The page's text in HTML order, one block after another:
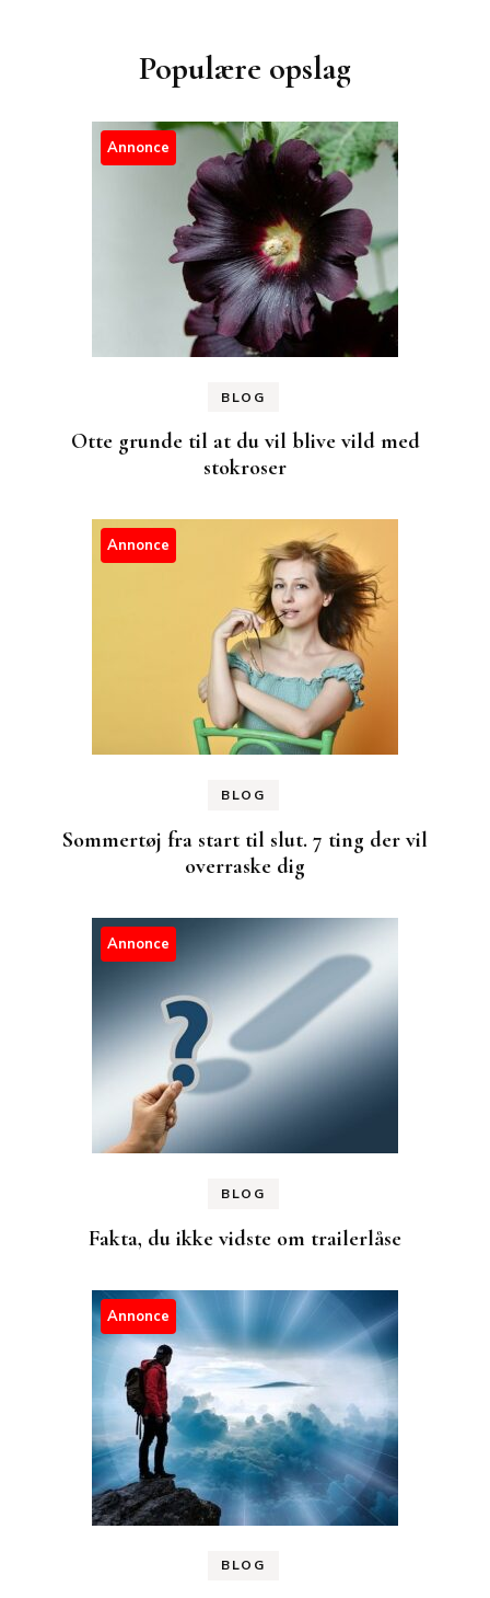
Populære opslag
Annonce
BLOG
Otte grunde til at du vil blive vild med
stokroser
Annonce
BLOG
Sommertøj fra start til slut. 7 ting der vil
overraske dig
Annonce
BLOG
Fakta, du ikke vidste om trailerlåse
Annonce
BLOG